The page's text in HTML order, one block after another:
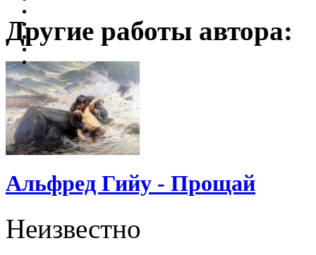
Другие работы автора:
Альфред Гийу - Прощай
Неизвестно